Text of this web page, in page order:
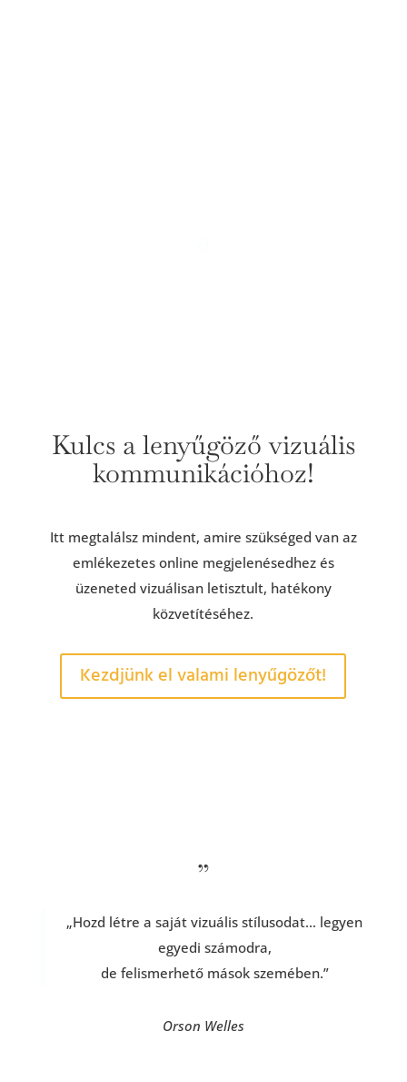
Kulcs a lenyűgöző vizuális
kommunikációhoz!
Itt megtalálsz mindent, amire szükséged van az
emlékezetes online megjelenésedhez és
üzeneted vizuálisan letisztult, hatékony
közvetítéséhez.
Kezdjünk el valami lenyűgözőt!
„
„Hozd létre a saját vizuális stílusodat… legyen
egyedi számodra,
de felismerhető mások szemében.”
Orson Welles